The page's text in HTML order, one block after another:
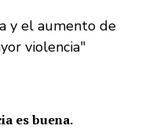
es buena.